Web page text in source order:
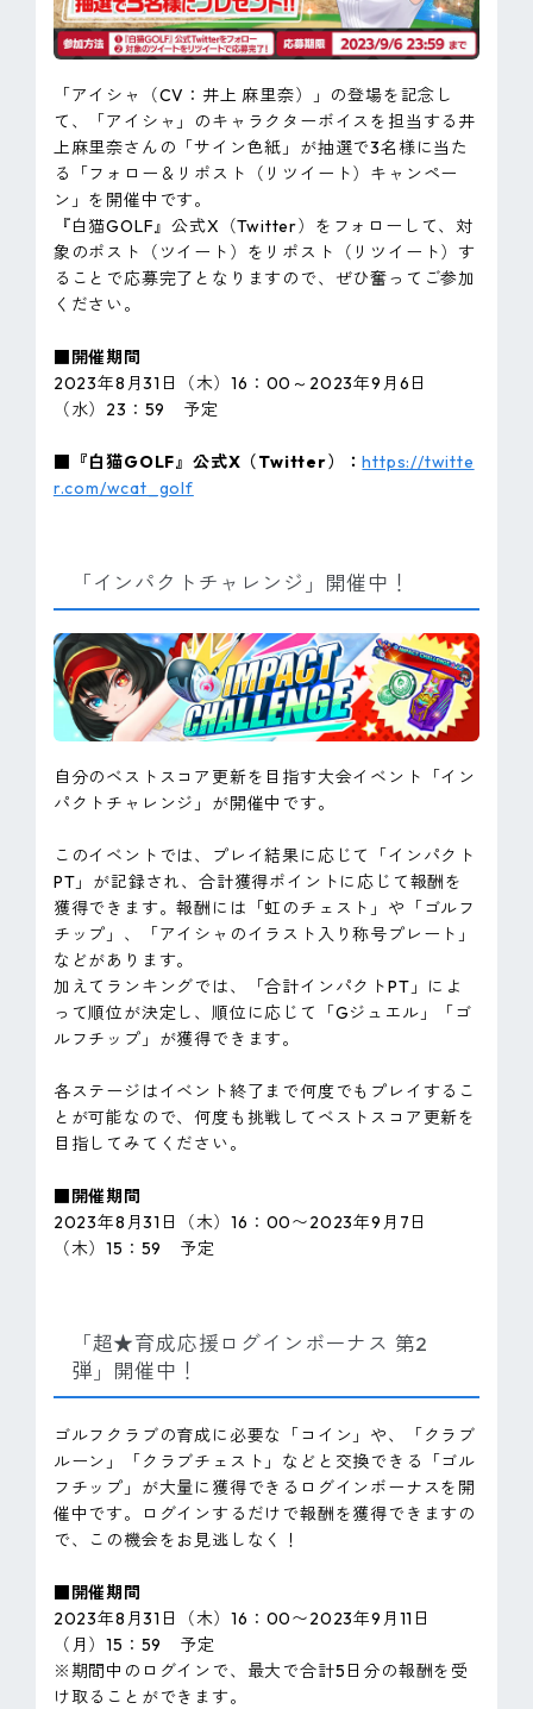
「アイシャ（CV：井上 麻里奈）」の登場を記念し
て、「アイシャ」のキャラクターボイスを担当する井
上麻里奈さんの「サイン色紙」が抽選で3名様に当た
る「フォロー＆リポスト（リツイート）キャンペー
ン」を開催中です。
『白猫GOLF』公式X（Twitter）をフォローして、対
象のポスト（ツイート）をリポスト（リツイート）す
ることで応募完了となりますので、ぜひ奮ってご参加
ください。
■開催期間
2023年8月31日（木）16：00～2023年9月6日
（水）23：59 予定
■『白猫GOLF』公式X（Twitter）：https://twitte
r.com/wcat_golf
「インパクトチャレンジ」開催中！
自分のベストスコア更新を目指す大会イベント「イン
パクトチャレンジ」が開催中です。
このイベントでは、プレイ結果に応じて「インパクト
PT」が記録され、合計獲得ポイントに応じて報酬を
獲得できます。報酬には「虹のチェスト」や「ゴルフ
チップ」、「アイシャのイラスト入り称号プレート」
などがあります。
加えてランキングでは、「合計インパクトPT」によ
って順位が決定し、順位に応じて「Gジュエル」「ゴ
ルフチップ」が獲得できます。
各ステージはイベント終了まで何度でもプレイするこ
とが可能なので、何度も挑戦してベストスコア更新を
目指してみてください。
■開催期間
2023年8月31日（木）16：00〜2023年9月7日
（木）15：59 予定
「超★育成応援ログインボーナス 第2
弾」開催中！
ゴルフクラブの育成に必要な「コイン」や、「クラブ
ルーン」「クラブチェスト」などと交換できる「ゴル
フチップ」が大量に獲得できるログインボーナスを開
催中です。ログインするだけで報酬を獲得できますの
で、この機会をお見逃しなく！
■開催期間
2023年8月31日（木）16：00〜2023年9月11日
（月）15：59 予定
※期間中のログインで、最大で合計5日分の報酬を受
け取ることができます。